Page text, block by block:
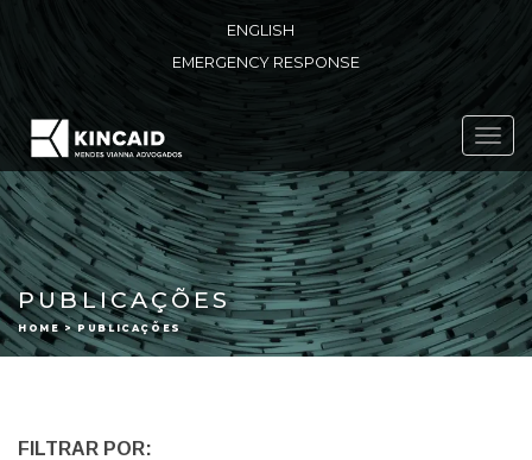
ENGLISH
EMERGENCY RESPONSE
PUBLICAÇÕES
HOME > PUBLICAÇÕES
FILTRAR POR: